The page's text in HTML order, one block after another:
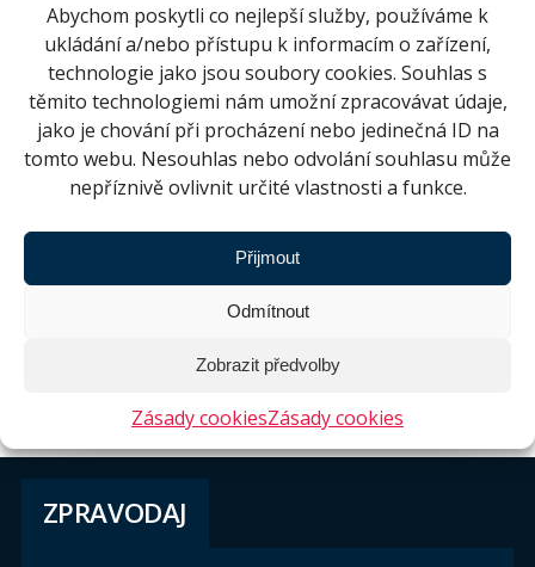
Abychom poskytli co nejlepší služby, používáme k
ukládání a/nebo přístupu k informacím o zařízení,
technologie jako jsou soubory cookies. Souhlas s
těmito technologiemi nám umožní zpracovávat údaje,
jako je chování při procházení nebo jedinečná ID na
tomto webu. Nesouhlas nebo odvolání souhlasu může
nepříznivě ovlivnit určité vlastnosti a funkce.
Přijmout
Odmítnout
Zobrazit předvolby
Zásady cookiesZásady cookies
DÁRKOVÉ POUKAZY
ZPRAVODAJ